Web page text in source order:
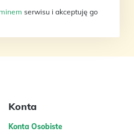
serwisu i akceptuję go
Konta
Konta Osobiste